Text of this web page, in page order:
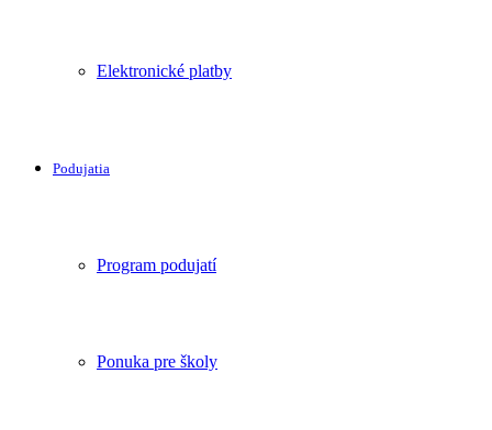
Elektronické platby
Podujatia
Program podujatí
Ponuka pre školy